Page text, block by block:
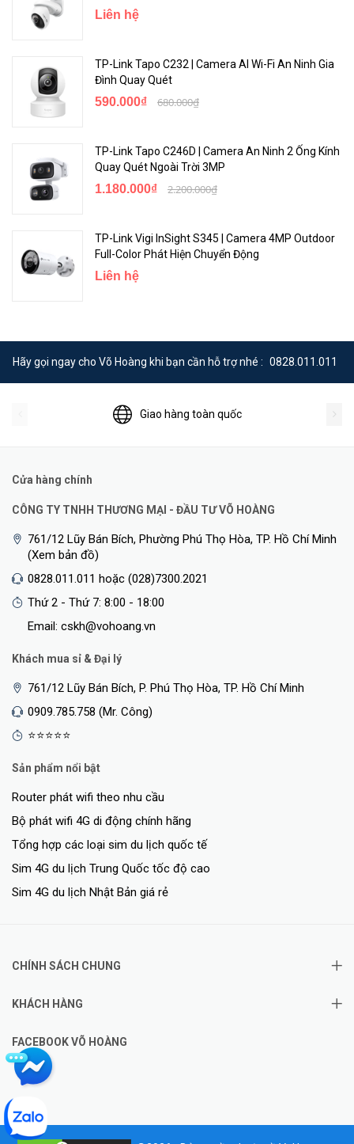
Liên hệ
TP-Link Tapo C232 | Camera AI Wi-Fi An Ninh Gia
Đình Quay Quét
590.000₫ 680.000₫
TP-Link Tapo C246D | Camera An Ninh 2 Ống Kính
Quay Quét Ngoài Trời 3MP
1.180.000₫ 2.200.000₫
TP-Link Vigi InSight S345 | Camera 4MP Outdoor
Full-Color Phát Hiện Chuyển Động
Liên hệ
Hãy gọi ngay cho Võ Hoàng khi bạn cần hỗ trợ nhé : 0828.011.011
Giao hàng toàn quốc
Cửa hàng chính
CÔNG TY TNHH THƯƠNG MẠI - ĐẦU TƯ VÕ HOÀNG
761/12 Lũy Bán Bích, Phường Phú Thọ Hòa, TP. Hồ Chí Minh
(Xem bản đồ)
0828.011.011 hoặc (028)7300.2021
Thứ 2 - Thứ 7: 8:00 - 18:00
Email: cskh@vohoang.vn
Khách mua sỉ & Đại lý
761/12 Lũy Bán Bích, P. Phú Thọ Hòa, TP. Hồ Chí Minh
0909.785.758 (Mr. Công)
⭐⭐⭐⭐⭐
Sản phẩm nổi bật
Router phát wifi theo nhu cầu
Bộ phát wifi 4G di động chính hãng
Tổng hợp các loại sim du lịch quốc tế
Sim 4G du lịch Trung Quốc tốc độ cao
Sim 4G du lịch Nhật Bản giá rẻ
CHÍNH SÁCH CHUNG
KHÁCH HÀNG
FACEBOOK VÕ HOÀNG